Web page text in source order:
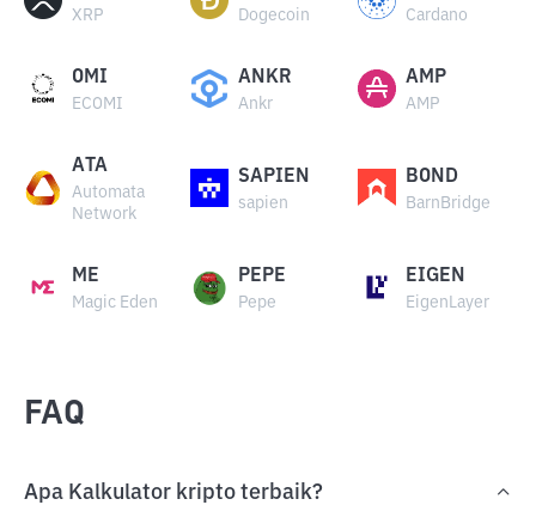
XRP Dogecoin Cardano
OMI
ECOMI
ANKR
Ankr
AMP
AMP
ATA
Automata
Network
SAPIEN
sapien
BOND
BarnBridge
ME
Magic Eden
PEPE
Pepe
EIGEN
EigenLayer
FAQ
Apa Kalkulator kripto terbaik?